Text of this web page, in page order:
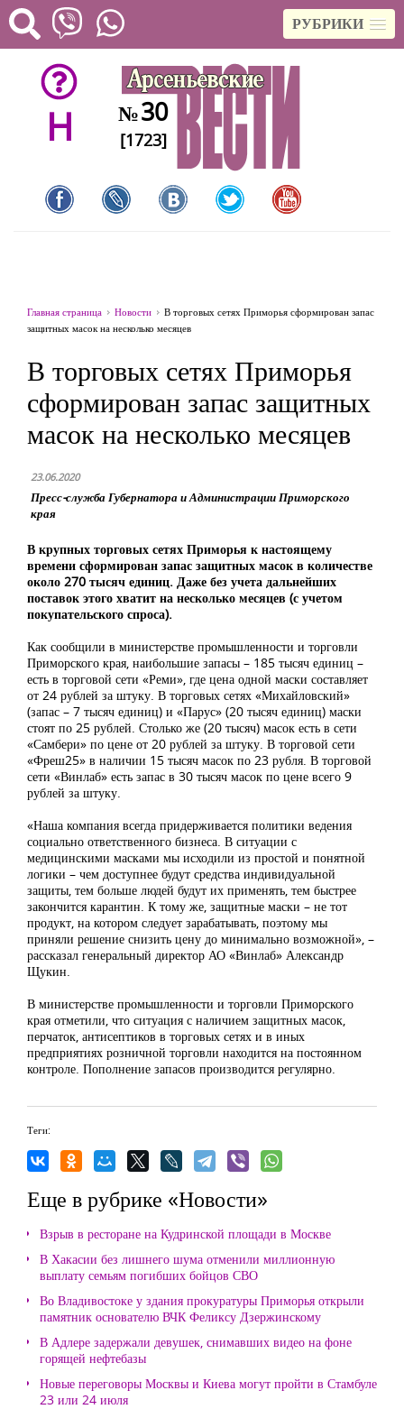
РУБРИКИ
H №30
[1723]
Главная страница Новости
В торговых сетях Приморья сформирован запас
защитных масок на несколько месяцев
В торговых сетях Приморья
сформирован запас защитных
масок на несколько месяцев
23.06.2020
Пресс-служба Губернатора и Администрации Приморского
края
В крупных торговых сетях Приморья к настоящему
времени сформирован запас защитных масок в количестве
около 270 тысяч единиц. Даже без учета дальнейших
поставок этого хватит на несколько месяцев (с учетом
покупательского спроса).
Как сообщили в министерстве промышленности и торговли
Приморского края, наибольшие запасы – 185 тысяч единиц –
есть в торговой сети «Реми», где цена одной маски составляет
от 24 рублей за штуку. В торговых сетях «Михайловский»
(запас – 7 тысяч единиц) и «Парус» (20 тысяч единиц) маски
стоят по 25 рублей. Столько же (20 тысяч) масок есть в сети
«Самбери» по цене от 20 рублей за штуку. В торговой сети
«Фреш25» в наличии 15 тысяч масок по 23 рубля. В торговой
сети «Винлаб» есть запас в 30 тысяч масок по цене всего 9
рублей за штуку.
«Наша компания всегда придерживается политики ведения
социально ответственного бизнеса. В ситуации с
медицинскими масками мы исходили из простой и понятной
логики – чем доступнее будут средства индивидуальной
защиты, тем больше людей будут их применять, тем быстрее
закончится карантин. К тому же, защитные маски – не тот
продукт, на котором следует зарабатывать, поэтому мы
приняли решение снизить цену до минимально возможной», –
рассказал генеральный директор АО «Винлаб» Александр
Щукин.
В министерстве промышленности и торговли Приморского
края отметили, что ситуация с наличием защитных масок,
перчаток, антисептиков в торговых сетях и в иных
предприятиях розничной торговли находится на постоянном
контроле. Пополнение запасов производится регулярно.
Теги:
Еще в рубрике «Новости»
Взрыв в ресторане на Кудринской площади в Москве
В Хакасии без лишнего шума отменили миллионную
выплату семьям погибших бойцов СВО
Во Владивостоке у здания прокуратуры Приморья открыли
памятник основателю ВЧК Феликсу Дзержинскому
В Адлере задержали девушек, снимавших видео на фоне
горящей нефтебазы
Новые переговоры Москвы и Киева могут пройти в Стамбуле
23 или 24 июля